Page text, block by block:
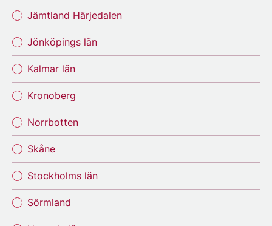
Jämtland Härjedalen
Jönköpings län
Kalmar län
Kronoberg
Norrbotten
Skåne
Stockholms län
Sörmland